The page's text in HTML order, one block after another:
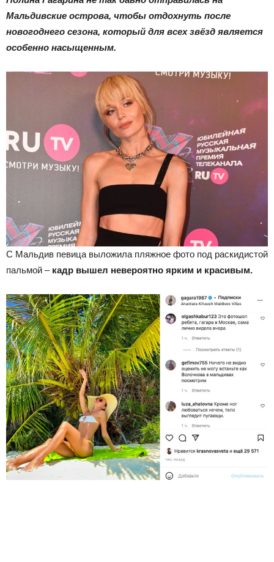
Мальдивские острова, чтобы отдохнуть после
новогоднего сезона, который для всех звёзд является
особенно насыщенным.
С Мальдив певица выложила пляжное фото под раскидистой
пальмой – кадр вышел невероятно ярким и красивым.